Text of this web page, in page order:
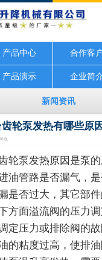
产品中心 合作客
产品演示 企业简
新闻资讯
轮泵发热有哪些原
次
轮泵发热原因是泵
油管路是否漏气，
是否过大，其它部
方面溢流阀的压力调
定压力或排除阀的故
的粘度过高，使排